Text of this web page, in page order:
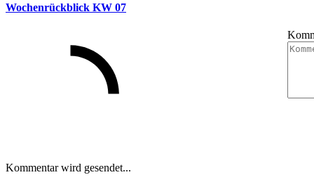
Wochenrückblick KW 07
Kommentar wird gesendet...